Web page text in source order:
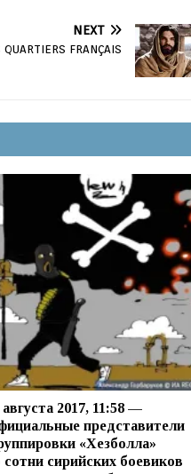
NEXT
FRANÇAIS
2017, 11:58 —
представители
«Хезболла»
сотни сирийских боевиков